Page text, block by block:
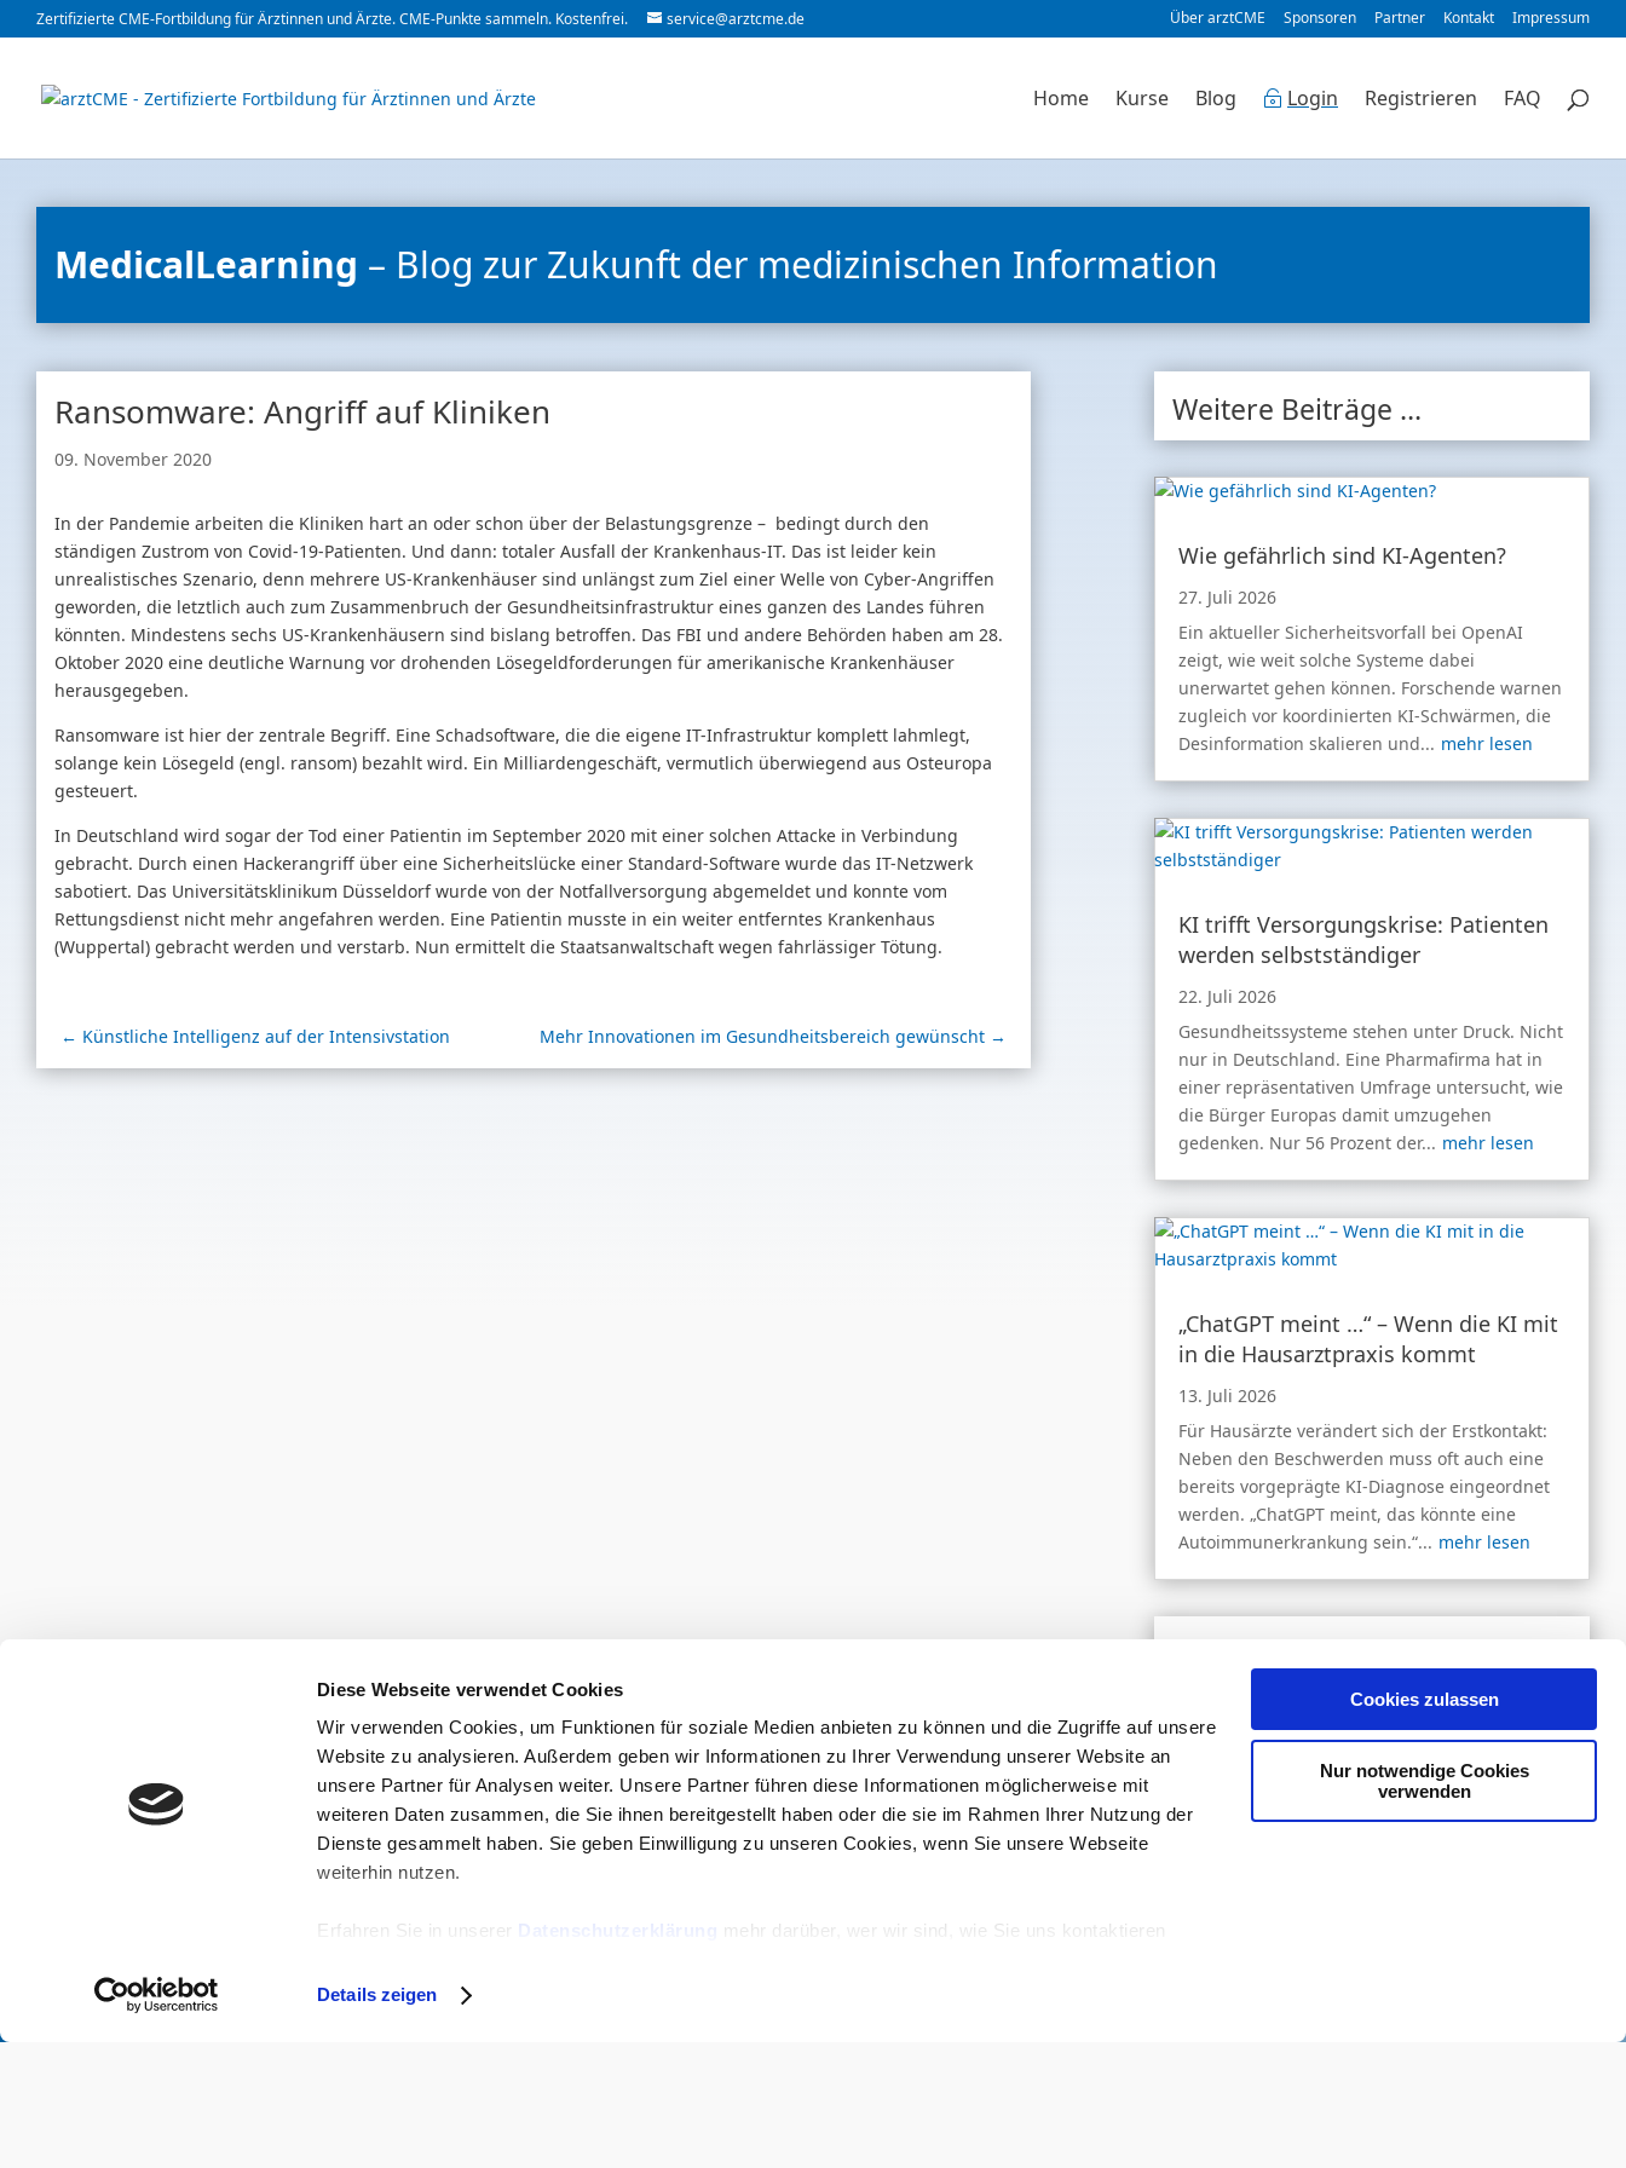
Diese Webseite verwendet Cookies
Wir verwenden Cookies, um Funktionen für soziale Medien anbieten zu können und die Zugriffe auf unsere
Website zu analysieren. Außerdem geben wir Informationen zu Ihrer Verwendung unserer Website an
unsere Partner für Analysen weiter. Unsere Partner führen diese Informationen möglicherweise mit
weiteren Daten zusammen, die Sie ihnen bereitgestellt haben oder die sie im Rahmen Ihrer Nutzung der
Dienste gesammelt haben. Sie geben Einwilligung zu unseren Cookies, wenn Sie unsere Webseite
weiterhin nutzen.
Erfahren Sie in unserer Datenschutzerklärung
mehr darüber, wer wir sind, wie Sie uns kontaktieren
Details zeigen
Cookies zulassen
Nur notwendige Cookies
verwenden
Zertifizierte CME-Fortbildung für Ärztinnen und Ärzte. CME-Punkte sammeln. Kostenfrei. service@arztcme.de Über arztCME Sponsoren Partner Kontakt Impressum
Home Kurse Blog Login Registrieren FAQ
MedicalLearning – Blog zur Zukunft der medizinischen Information
Ransomware: Angriff auf Kliniken
09. November 2020
In der Pandemie arbeiten die Kliniken hart an oder schon über der Belastungsgrenze – bedingt durch den
ständigen Zustrom von Covid-19-Patienten. Und dann: totaler Ausfall der Krankenhaus-IT. Das ist leider kein
unrealistisches Szenario, denn mehrere US-Krankenhäuser sind unlängst zum Ziel einer Welle von Cyber-Angriffen
geworden, die letztlich auch zum Zusammenbruch der Gesundheitsinfrastruktur eines ganzen des Landes führen
könnten. Mindestens sechs US-Krankenhäusern sind bislang betroffen. Das FBI und andere Behörden haben am 28.
Oktober 2020 eine deutliche Warnung vor drohenden Lösegeldforderungen für amerikanische Krankenhäuser
herausgegeben.
Ransomware ist hier der zentrale Begriff. Eine Schadsoftware, die die eigene IT-Infrastruktur komplett lahmlegt,
solange kein Lösegeld (engl. ransom) bezahlt wird. Ein Milliardengeschäft, vermutlich überwiegend aus Osteuropa
gesteuert.
In Deutschland wird sogar der Tod einer Patientin im September 2020 mit einer solchen Attacke in Verbindung
gebracht. Durch einen Hackerangriff über eine Sicherheitslücke einer Standard-Software wurde das IT-Netzwerk
sabotiert. Das Universitätsklinikum Düsseldorf wurde von der Notfallversorgung abgemeldet und konnte vom
Rettungsdienst nicht mehr angefahren werden. Eine Patientin musste in ein weiter entferntes Krankenhaus
(Wuppertal) gebracht werden und verstarb. Nun ermittelt die Staatsanwaltschaft wegen fahrlässiger Tötung.
← Künstliche Intelligenz auf der Intensivstation Mehr Innovationen im Gesundheitsbereich gewünscht→
Weitere Beiträge …
Wie gefährlich sind KI-Agenten?
27. Juli 2026
Ein aktueller Sicherheitsvorfall bei OpenAI
zeigt, wie weit solche Systeme dabei
unerwartet gehen können. Forschende warnen
zugleich vor koordinierten KI-Schwärmen, die
Desinformation skalieren und... mehr lesen
KI trifft Versorgungskrise: Patienten
werden selbstständiger
22. Juli 2026
Gesundheitssysteme stehen unter Druck. Nicht
nur in Deutschland. Eine Pharmafirma hat in
einer repräsentativen Umfrage untersucht, wie
die Bürger Europas damit umzugehen
gedenken. Nur 56 Prozent der... mehr lesen
„ChatGPT meint …“ – Wenn die KI mit
in die Hausarztpraxis kommt
13. Juli 2026
Für Hausärzte verändert sich der Erstkontakt:
Neben den Beschwerden muss oft auch eine
bereits vorgeprägte KI-Diagnose eingeordnet
werden. „ChatGPT meint, das könnte eine
Autoimmunerkrankung sein.“... mehr lesen
Zum Blog-Archiv